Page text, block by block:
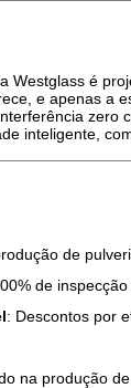
Westglass é
e apenas a
inteligente,
de
de
: Descontos por
na produção